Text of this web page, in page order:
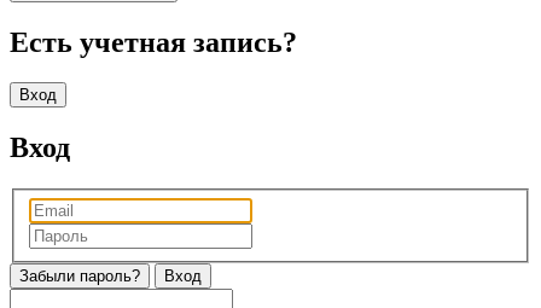
Есть учетная запись?
Вход
Вход
Забыли пароль?